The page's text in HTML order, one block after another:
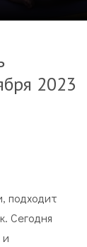
2023
подходит
Сегодня
и